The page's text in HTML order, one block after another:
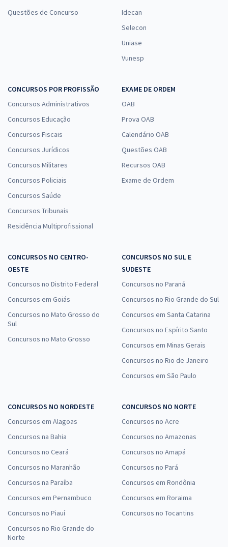
Questões de Concurso
Idecan
Selecon
Uniase
Vunesp
CONCURSOS POR PROFISSÃO
Concursos Administrativos
Concursos Educação
Concursos Fiscais
Concursos Jurídicos
Concursos Militares
Concursos Policiais
Concursos Saúde
Concursos Tribunais
Residência Multiprofissional
EXAME DE ORDEM
OAB
Prova OAB
Calendário OAB
Questões OAB
Recursos OAB
Exame de Ordem
CONCURSOS NO CENTRO-
OESTE
Concursos no Distrito Federal
Concursos em Goiás
Concursos no Mato Grosso do
Sul
Concursos no Mato Grosso
CONCURSOS NO SUL E
SUDESTE
Concursos no Paraná
Concursos no Rio Grande do Sul
Concursos em Santa Catarina
Concursos no Espírito Santo
Concursos em Minas Gerais
Concursos no Rio de Janeiro
Concursos em São Paulo
CONCURSOS NO NORDESTE
Concursos em Alagoas
Concursos na Bahia
Concursos no Ceará
Concursos no Maranhão
Concursos na Paraíba
Concursos em Pernambuco
Concursos no Piauí
Concursos no Rio Grande do
Norte
CONCURSOS NO NORTE
Concursos no Acre
Concursos no Amazonas
Concursos no Amapá
Concursos no Pará
Concursos em Rondônia
Concursos em Roraima
Concursos no Tocantins